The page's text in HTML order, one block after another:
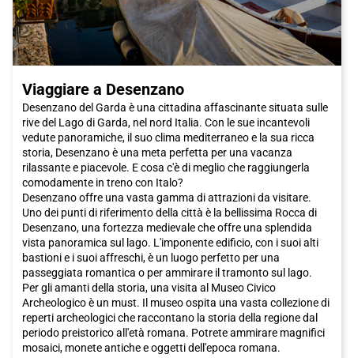
Viaggiare a Desenzano
Desenzano del Garda è una cittadina affascinante situata sulle
rive del Lago di Garda, nel nord Italia. Con le sue incantevoli
vedute panoramiche, il suo clima mediterraneo e la sua ricca
storia, Desenzano è una meta perfetta per una vacanza
rilassante e piacevole. E cosa c'è di meglio che raggiungerla
comodamente in treno con Italo?
Desenzano offre una vasta gamma di attrazioni da visitare.
Uno dei punti di riferimento della città è la bellissima Rocca di
Desenzano, una fortezza medievale che offre una splendida
vista panoramica sul lago. L'imponente edificio, con i suoi alti
bastioni e i suoi affreschi, è un luogo perfetto per una
passeggiata romantica o per ammirare il tramonto sul lago.
Per gli amanti della storia, una visita al Museo Civico
Archeologico è un must. Il museo ospita una vasta collezione di
reperti archeologici che raccontano la storia della regione dal
periodo preistorico all'età romana. Potrete ammirare magnifici
mosaici, monete antiche e oggetti dell'epoca romana.